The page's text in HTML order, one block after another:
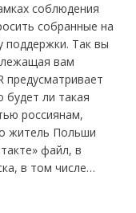
соблюдения
собранные на
поддержки. Так вы
вам
предусматривает
будет ли такая
россиянам,
житель Польши
файл, в
в том числе…